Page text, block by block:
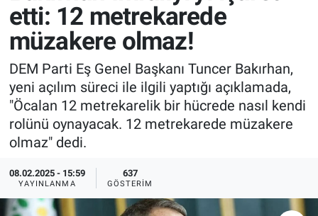
etti: 12 metrekarede
müzakere olmaz!
DEM Parti Eş Genel Başkanı Tuncer Bakırhan,
yeni açılım süreci ile ilgili yaptığı açıklamada,
"Öcalan 12 metrekarelik bir hücrede nasıl kendi
rolünü oynayacak. 12 metrekarede müzakere
olmaz" dedi.
08.02.2025 - 15:59
YAYINLANMA
637
GÖSTERIM
Bilim ve Teknoloji Evreni
Doğa Konuşuyor
Dünya
Ege Saati
Ege'den Esintiler
Eğitim
Teknoloji
Sağlık
Spor
Yayın Akışı
İletişim
Süper Lig Puan Durumu ve Fikstür
Tüm Manşetler
Son Dakika Haberleri
Haber Arşivi